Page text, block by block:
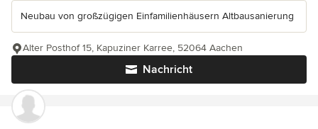
Neubau von großzügigen Einfamilienhäusern Altbausanierung
Nachricht
Alter Posthof 15, Kapuziner Karree, 52064 Aachen